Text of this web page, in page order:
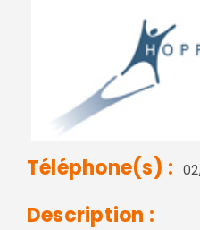
Téléphone(s) :
Description :